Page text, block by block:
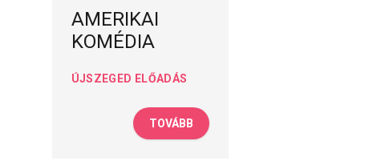
AMERIKAI
KOMÉDIA
ÚJSZEGED ELŐADÁS
TOVÁBB